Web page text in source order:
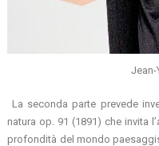
Jean-
La seconda parte prevede
natura op. 91 (1891) che invita
profondità del mondo